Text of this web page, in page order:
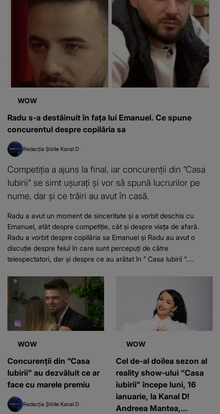
WOW
Radu s-a destăinuit în fața lui Emanuel. Ce spune
concurentul despre copilăria sa
Redacția Știrile Kanal D
Competiția a ajuns la final, iar concurenții din ”Casa
Iubirii” se simt ușurați și vor să spună lucrurilor pe
nume, dar și ce trăiri au avut în casă.
Radu a avut un moment de sinceritate și a vorbit deschis cu
Emanuel, atât despre competiție, cât și despre viața de afară.
Radu a vorbit despre copilăria sa Emanuel și Radu au avut o
discuție despre felul în care sunt percepuți de către
telespectatori, dar și despre ce au arătat în ” Casa Iubirii ”....
WOW
Concurenții din ”Casa
Iubirii” au dezvăluit ce ar
face cu marele premiu
Redacția Știrile Kanal D
WOW
Cel de-al doilea sezon al
reality show-ului “Casa
iubirii” începe luni, 16
ianuarie, la Kanal D!
Andreea Mantea,